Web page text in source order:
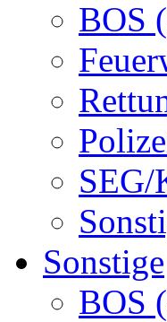
BOS
SEG/
Sonstige
BOS